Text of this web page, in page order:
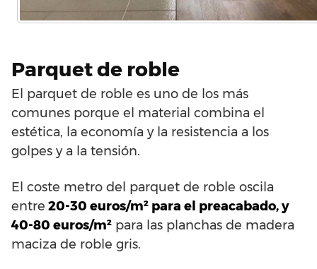
Parquet de roble
El parquet de roble es uno de los más
comunes porque el material combina el
estética, la economía y la resistencia a los
golpes y a la tensión.
El coste metro del parquet de roble oscila
entre 20-30 euros/m² para el preacabado, y
40-80 euros/m² para las planchas de madera
maciza de roble gris.